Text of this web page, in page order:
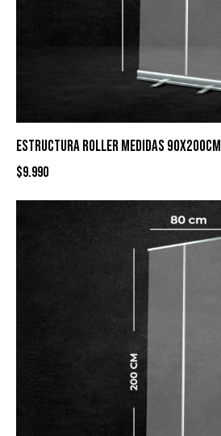
ESTRUCTURA ROLLER MEDIDAS 90X200CM
$9.990